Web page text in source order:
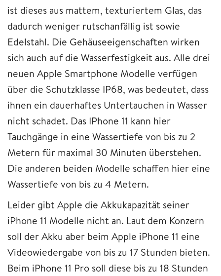
ist dieses aus mattem, texturiertem Glas, das
dadurch weniger rutschanfällig ist sowie
Edelstahl. Die Gehäuseeigenschaften wirken
sich auch auf die Wasserfestigkeit aus. Alle drei
neuen Apple Smartphone Modelle verfügen
über die Schutzklasse IP68, was bedeutet, dass
ihnen ein dauerhaftes Untertauchen in Wasser
nicht schadet. Das IPhone 11 kann hier
Tauchgänge in eine Wassertiefe von bis zu 2
Metern für maximal 30 Minuten überstehen.
Die anderen beiden Modelle schaffen hier eine
Wassertiefe von bis zu 4 Metern.
Leider gibt Apple die Akkukapazität seiner
iPhone 11 Modelle nicht an. Laut dem Konzern
soll der Akku aber beim Apple iPhone 11 eine
Videowiedergabe von bis zu 17 Stunden bieten.
Beim iPhone 11 Pro soll diese bis zu 18 Stunden